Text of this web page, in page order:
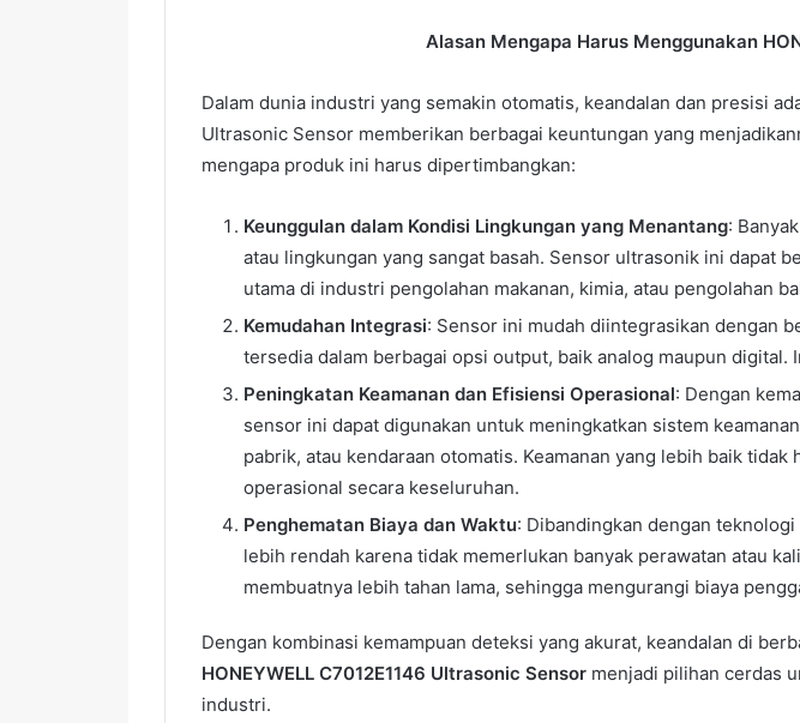
Alasan Mengapa Harus Menggunakan
Dalam dunia industri yang semakin otomatis, keandalan dan presisi
Ultrasonic Sensor memberikan berbagai keuntungan yang
mengapa produk ini harus dipertimbangkan:
Keunggulan dalam Kondisi Lingkungan yang Menantang:
atau lingkungan yang sangat basah. Sensor ultrasonik ini dapat
utama di industri pengolahan makanan, kimia, atau pengolahan
Kemudahan Integrasi: Sensor ini mudah diintegrasikan dengan
tersedia dalam berbagai opsi output, baik analog maupun
Peningkatan Keamanan dan Efisiensi Operasional: Dengan
sensor ini dapat digunakan untuk meningkatkan sistem
pabrik, atau kendaraan otomatis. Keamanan yang lebih baik
operasional secara keseluruhan.
Penghematan Biaya dan Waktu: Dibandingkan dengan
lebih rendah karena tidak memerlukan banyak perawatan atau
membuatnya lebih tahan lama, sehingga mengurangi biaya
Dengan kombinasi kemampuan deteksi yang akurat, keandalan di
HONEYWELL C7012E1146 Ultrasonic Sensor menjadi pilihan cerdas
industri.